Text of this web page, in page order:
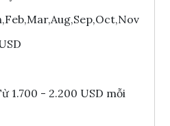
1.700 - 2.200 USD mỗi